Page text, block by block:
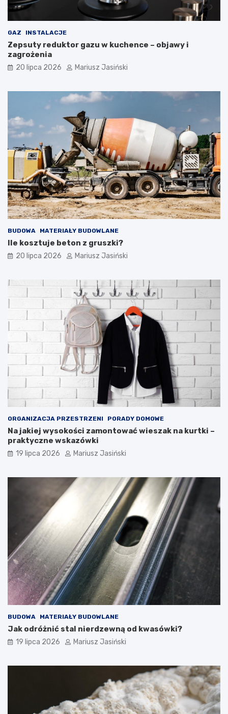
GAZ INSTALACJE
Zepsuty reduktor gazu w kuchence – objawy i
zagrożenia
20 lipca 2026 Mariusz Jasiński
BUDOWA MATERIAŁY BUDOWLANE
Ile kosztuje beton z gruszki?
20 lipca 2026 Mariusz Jasiński
ORGANIZACJA PRZESTRZENI PORADY DOMOWE
Na jakiej wysokości zamontować wieszak na kurtki –
praktyczne wskazówki
19 lipca 2026 Mariusz Jasiński
BUDOWA MATERIAŁY BUDOWLANE
Jak odróżnić stal nierdzewną od kwasówki?
19 lipca 2026 Mariusz Jasiński